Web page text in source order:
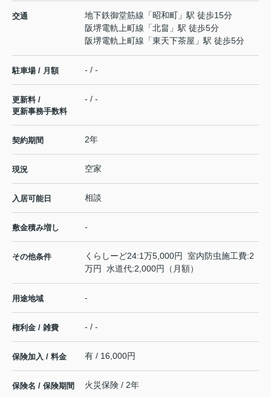
交通 地下鉄御堂筋線 「昭和町 」駅 徒歩15分
阪堺電軌上町線 「北畠 」駅 徒歩5分
阪堺電軌上町線 「東天下茶屋 」駅 徒歩5分
駐車場 / 月額 - / -
更新料 /
更新事務手数料
- / -
契約期間 2年
現況 空家
入居可能日 相談
敷金積み増し -
その他条件
くらしーど24:1万5,000円 室内防虫施工費:2
万円 水道代:2,000円（月額）
用途地域 -
権利金 / 雑費 - / -
保険加入 / 料金 有 / 16,000円
保険名 / 保険期間 火災保険 / 2年